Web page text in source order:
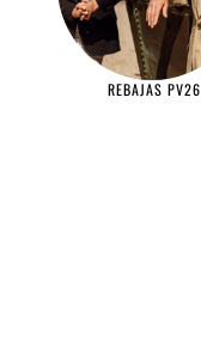
REBAJAS PV26